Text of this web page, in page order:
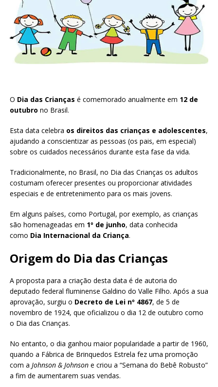
O Dia das Crianças é comemorado anualmente em 12 de
outubro no Brasil.
Esta data celebra os direitos das crianças e adolescentes,
ajudando a conscientizar as pessoas (os pais, em especial)
sobre os cuidados necessários durante esta fase da vida.
Tradicionalmente, no Brasil, no Dia das Crianças os adultos
costumam oferecer presentes ou proporcionar atividades
especiais e de entretenimento para os mais jovens.
Em alguns países, como Portugal, por exemplo, as crianças
são homenageadas em 1º de junho, data conhecida
como Dia Internacional da Criança.
Origem do Dia das Crianças
A proposta para a criação desta data é de autoria do
deputado federal fluminense Galdino do Valle Filho. Após a sua
aprovação, surgiu o Decreto de Lei nº 4867, de 5 de
novembro de 1924, que oficializou o dia 12 de outubro como
o Dia das Crianças.
No entanto, o dia ganhou maior popularidade a partir de 1960,
quando a Fábrica de Brinquedos Estrela fez uma promoção
com a Johnson & Johnson e criou a “Semana do Bebê Robusto”
a fim de aumentarem suas vendas.